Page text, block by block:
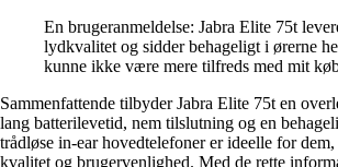
En brugeranmeldelse: Jabra Elite 75t
lydkvalitet og sidder behageligt i ørerne
kunne ikke være mere tilfreds med mit
Sammenfattende tilbyder Jabra Elite 75t en
lang batterilevetid, nem tilslutning og en
trådløse in-ear hovedtelefoner er ideelle for
kvalitet og brugervenlighed. Med de rette